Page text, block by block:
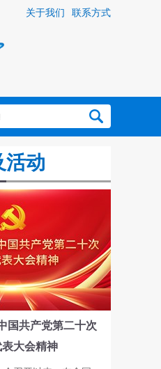
关于我们 联系方式
活动
国共产党第二十次
大会精神